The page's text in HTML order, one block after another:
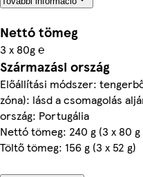
Nettó tömeg
3 x 80g ℮
Származási ország
Előállítási módszer:
zóna): lásd a csomagolás
ország: Portugália
Nettó tömeg: 240 g (3 x 80 g
Töltő tömeg: 156 g (3 x 52 g)